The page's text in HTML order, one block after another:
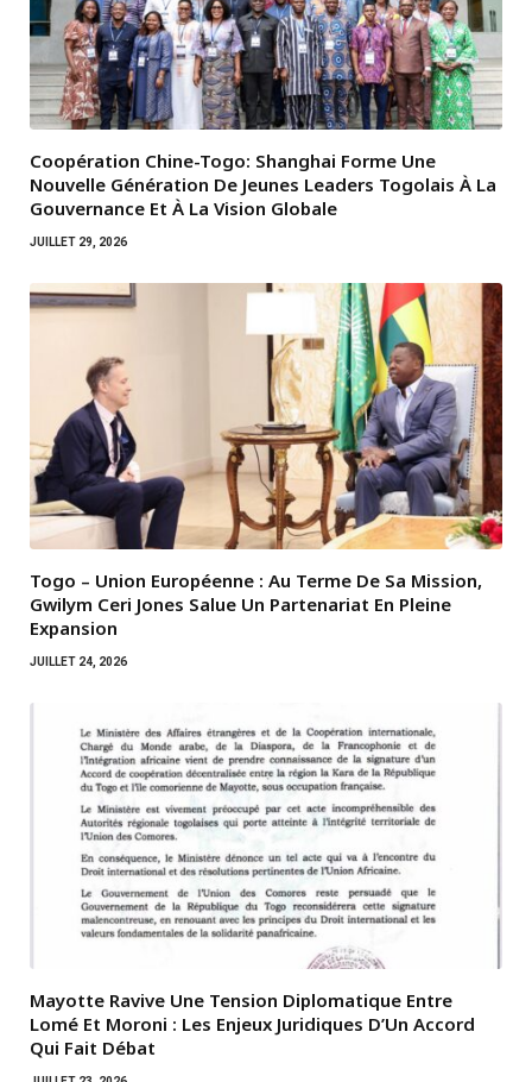
Coopération Chine-Togo: Shanghai Forme Une
Nouvelle Génération De Jeunes Leaders Togolais À La
Gouvernance Et À La Vision Globale
JUILLET 29, 2026
Togo – Union Européenne : Au Terme De Sa Mission,
Gwilym Ceri Jones Salue Un Partenariat En Pleine
Expansion
JUILLET 24, 2026
Mayotte Ravive Une Tension Diplomatique Entre
Lomé Et Moroni : Les Enjeux Juridiques D’Un Accord
Qui Fait Débat